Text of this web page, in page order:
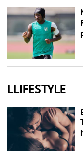
LLIFESTYLE